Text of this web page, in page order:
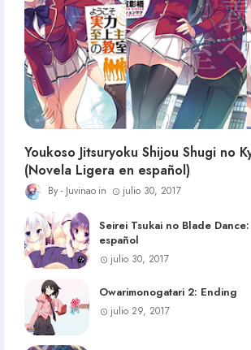
Youkoso Jitsuryoku Shijou Shugi no
(Novela Ligera en español)
Juvinao julio 30, 2017
Seirei Tsukai no Blade
español
julio 30, 2017
Owarimonogatari 2: Ending
julio 29, 2017